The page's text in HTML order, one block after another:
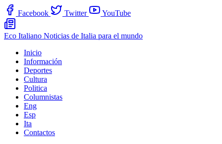
Facebook Twitter YouTube
Eco Italiano Noticias de Italia para el mundo
Inicio
Información
Deportes
Cultura
Politica
Columnistas
Eng
Esp
Ita
Contactos